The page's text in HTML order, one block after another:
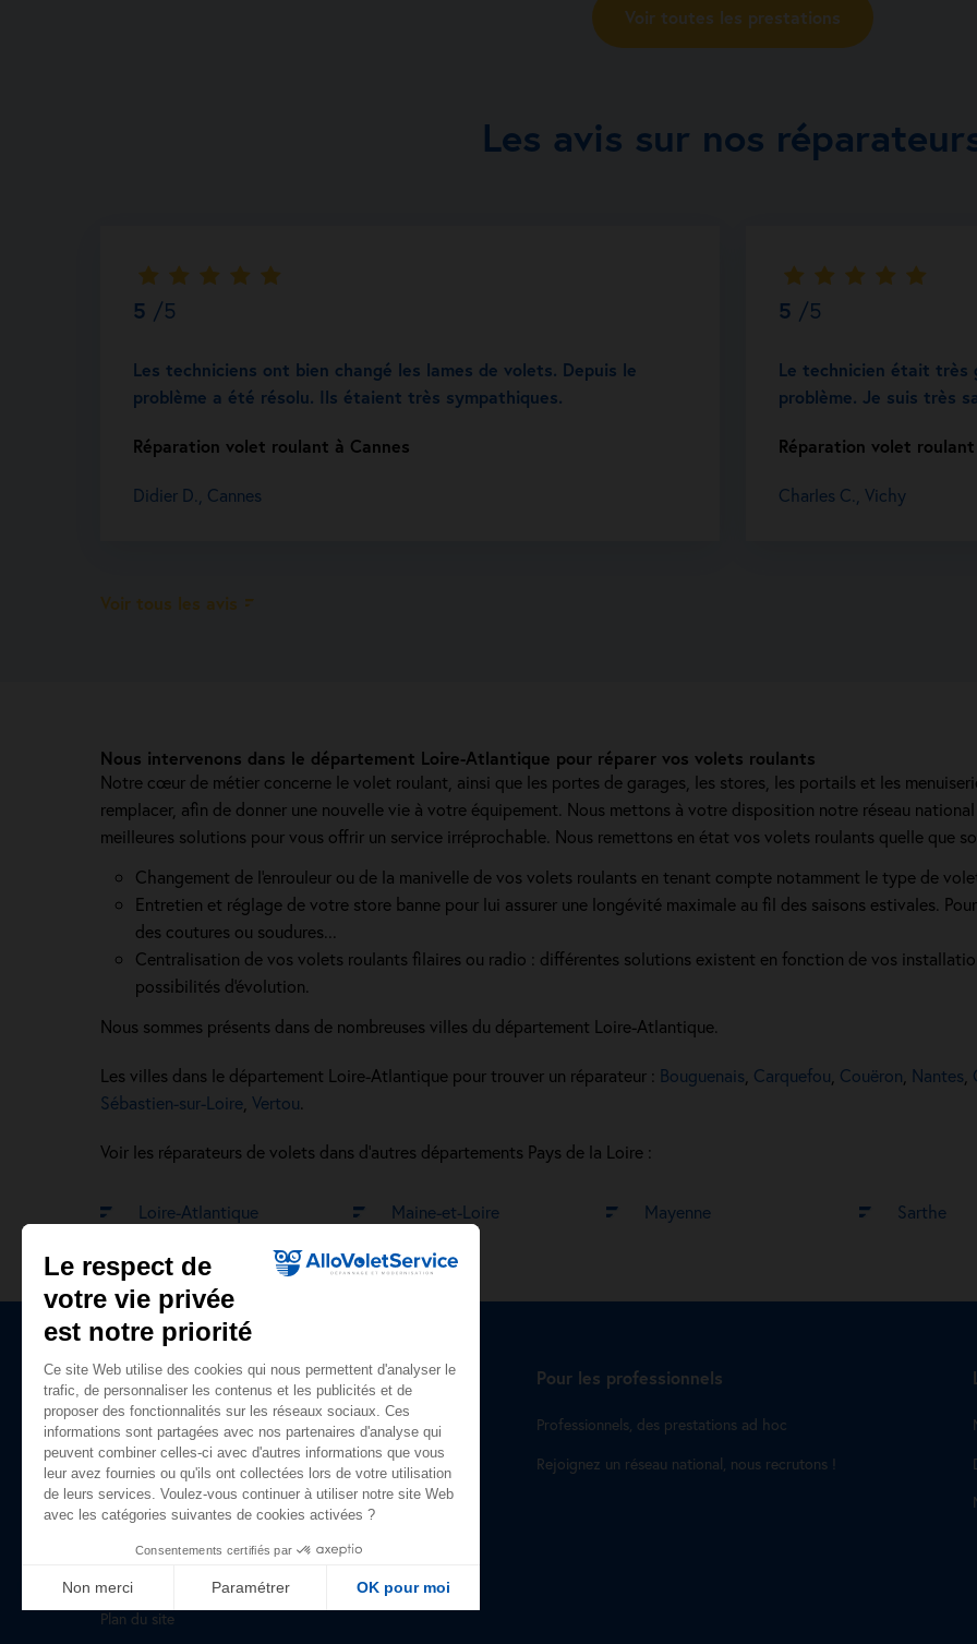
Nous intervenons dans le département Loire-Atlantique pour réparer vos volets roulants
Notre cœur de métier concerne le volet roulant, ainsi que les portes de garages, les stores, les portails et les
remplacer, afin de donner une nouvelle vie à votre équipement. Nous mettons à votre disposition notre réseau
meilleures solutions pour vous offrir un service irréprochable. Nous remettons en état vos volets roulants quelle que
Changement de l'enrouleur ou de la manivelle de vos volets roulants en tenant compte notamment le type de
Entretien et réglage de votre store banne pour lui assurer une longévité maximale au fil des saisons estivales.
des coutures ou soudures...
Centralisation de vos volets roulants filaires ou radio : différentes solutions existent en fonction de vos
possibilités d'évolution.
Nous sommes présents dans de nombreuses villes du département Loire-Atlantique.
Les villes dans le département Loire-Atlantique pour trouver un réparateur : Bouguenais Carquefou Couëron Nantes
Sébastien-sur-Loire Vertou.
Voir les réparateurs de volets dans d’autres départements Pays de la Loire :
Loire-Atlantique Maine-et-Loire Mayenne Sarthe
Voir toutes les prestations
Les avis sur nos
5 /5
Les techniciens ont bien changé les lames de volets. Depuis le
problème a été résolu. Ils étaient très sympathiques.
Réparation volet roulant à Cannes
Didier D., Cannes
5 /5
Le technicien était très
problème. Je suis très
Réparation volet
Charles C., Vichy
Voir tous les avis
Plan du site
Accueil
Nos prestations
Qui sommes-nous ?
Guide du volet roulant
Plan du site
Pour les professionnels
Professionnels, des prestations ad hoc
Rejoignez un réseau national, nous recrutons !
Le respect de
votre vie privée
est notre priorité
Ce site Web utilise des cookies qui nous permettent d'analyser le
trafic, de personnaliser les contenus et les publicités et de
proposer des fonctionnalités sur les réseaux sociaux. Ces
informations sont partagées avec nos partenaires d'analyse qui
peuvent combiner celles-ci avec d'autres informations que vous
leur avez fournies ou qu'ils ont collectées lors de votre utilisation
de leurs services. Voulez-vous continuer à utiliser notre site Web
avec les catégories suivantes de cookies activées ?
Consentements certifiés par
Non merci Paramétrer OK pour moi
Axeptio consent
Plateforme de Gestion du Consentement : Personnalisez vos Options